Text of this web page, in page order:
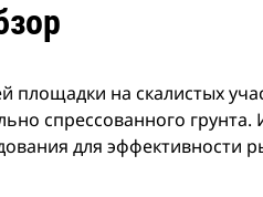
площадки на скалистых
спрессованного грунта.
для эффективности